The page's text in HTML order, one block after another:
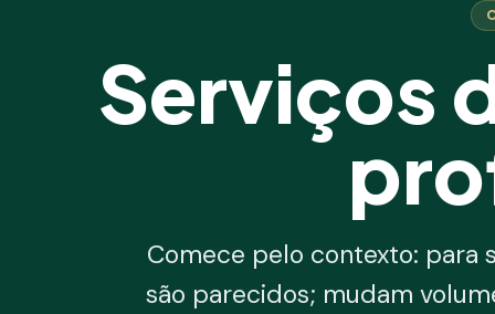
Serviços
Comece pelo contexto: para
são parecidos; mudam